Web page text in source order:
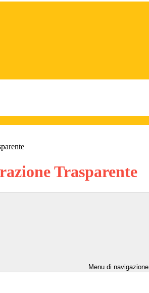
Trasparente
Menu di navigazione